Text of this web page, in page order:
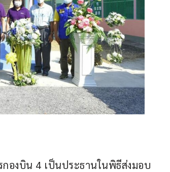
องบิน 4 เป็นประธานในพิธีส่งมอบ